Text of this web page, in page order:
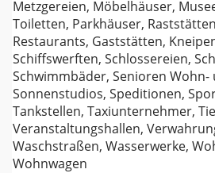
Metzgereien, Möbelhäuser,
Toiletten, Parkhäuser,
Restaurants, Gaststätten,
Schiffswerften, Schlossereien,
Schwimmbäder, Senioren Wohn-
Sonnenstudios, Speditionen,
Tankstellen, Taxiunternehmer,
Veranstaltungshallen,
Waschstraßen, Wasserwerke,
Wohnwagen